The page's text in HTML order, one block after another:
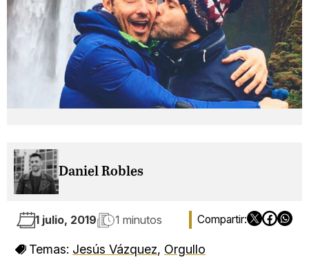
Daniel Robles
1 julio, 2019 1 minutos
Temas: Jesús Vázquez, Orgullo